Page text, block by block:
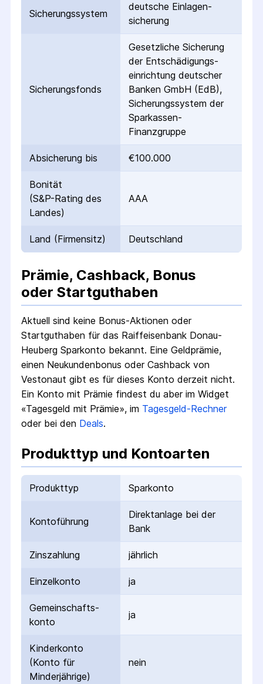
Sicherungs­system
deutsche Einlagen­
sicherung
Sicherungs­fonds
Gesetzliche Sicherung
der Entschädigungs­
einrichtung deutscher
Banken GmbH (EdB),
Sicherungssystem der
Sparkassen-
Finanzgruppe
Absicherung bis €100.000
Bonität
(S&P-Rating des
Landes)
AAA
Land (Firmensitz) Deutschland
Prämie, Cashback, Bonus
oder Startguthaben
Aktuell sind keine Bonus-Aktionen oder
Startguthaben für das Raiffeisenbank Donau-
Heuberg Sparkonto bekannt. Eine Geldprämie,
einen Neukundenbonus oder Cashback von
Vestonaut gibt es für dieses Konto derzeit nicht.
Ein Konto mit Prämie findest du aber im Widget
«Tagesgeld mit Prämie», im Tagesgeld-Rechner
oder bei den Deals.
Produkttyp und Kontoarten
Produkttyp Sparkonto
Kontoführung
Direktanlage bei der
Bank
Zinszahlung jährlich
Einzelkonto ja
Gemeinschafts­
konto
ja
Kinderkonto
(Konto für
Minderjährige)
nein